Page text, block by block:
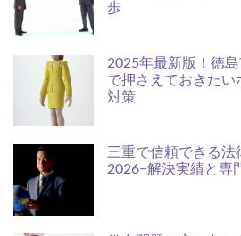
歩
2025年最新版！徳
で押さえておきたい
対策
三重で信頼できる法
2026−解決実績と専